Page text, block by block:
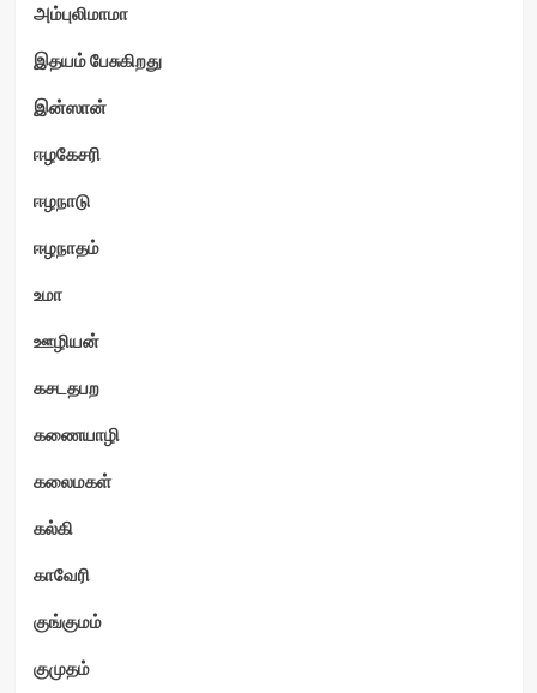
அம்புலிமாமா
இதயம் பேசுகிறது
இன்ஸான்
ஈழகேசரி
ஈழநாடு
ஈழநாதம்
உமா
ஊழியன்
கசடதபற
கணையாழி
கலைமகள்
கல்கி
காவேரி
குங்குமம்
குமுதம்